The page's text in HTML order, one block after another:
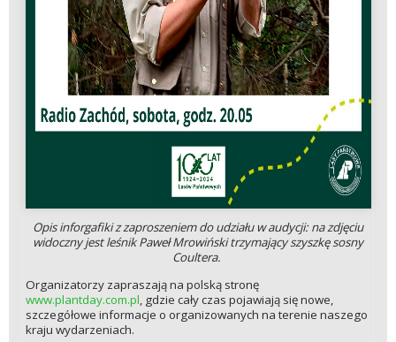
Opis inforgafiki z zaproszeniem do udziału w audycji: na zdjęciu
widoczny jest leśnik Paweł Mrowiński trzymający szyszkę sosny
Coultera.
Organizatorzy zapraszają na polską stronę
www.plantday.com.pl, gdzie cały czas pojawiają się nowe,
szczegółowe informacje o organizowanych na terenie naszego
kraju wydarzeniach.